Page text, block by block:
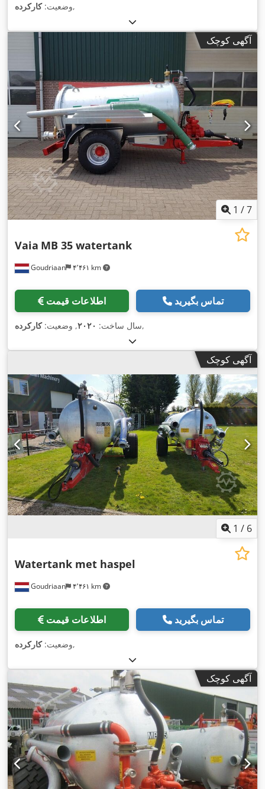
وضعیت:کارکرده ,
آگهی کوچک
1 /7
Goudriaan ۴٬۴۶۱ km
Vaia MB 35 watertank
اطلاعات قیمت تماس بگیرید
سال ساخت: ۲۰۲۰, وضعیت:کارکرده ,
آگهی کوچک
1 / 6
Goudriaan ۴٬۴۶۱ km
Watertank met haspel
اطلاعات قیمت تماس بگیرید
وضعیت:کارکرده ,
آگهی کوچک